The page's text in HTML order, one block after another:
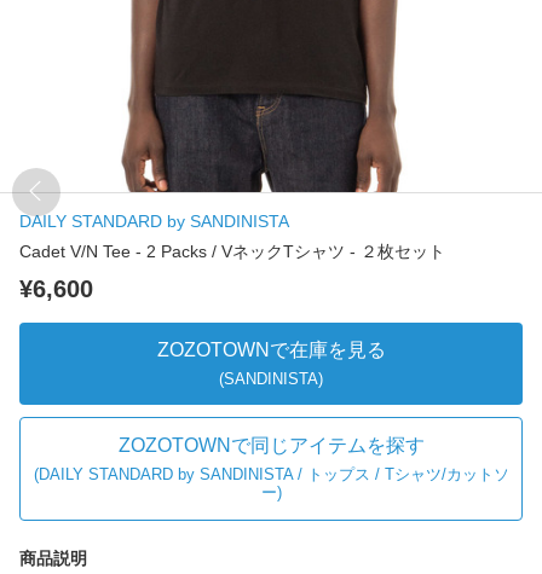
DAILY STANDARD by SANDINISTA
Cadet V/N Tee - 2 Packs / VネックTシャツ - ２枚セット
¥6,600
ZOZOTOWNで在庫を見る
(SANDINISTA)
ZOZOTOWNで同じアイテムを探す
(DAILY STANDARD by SANDINISTA / トップス / Tシャツ/カットソ
ー)
商品説明